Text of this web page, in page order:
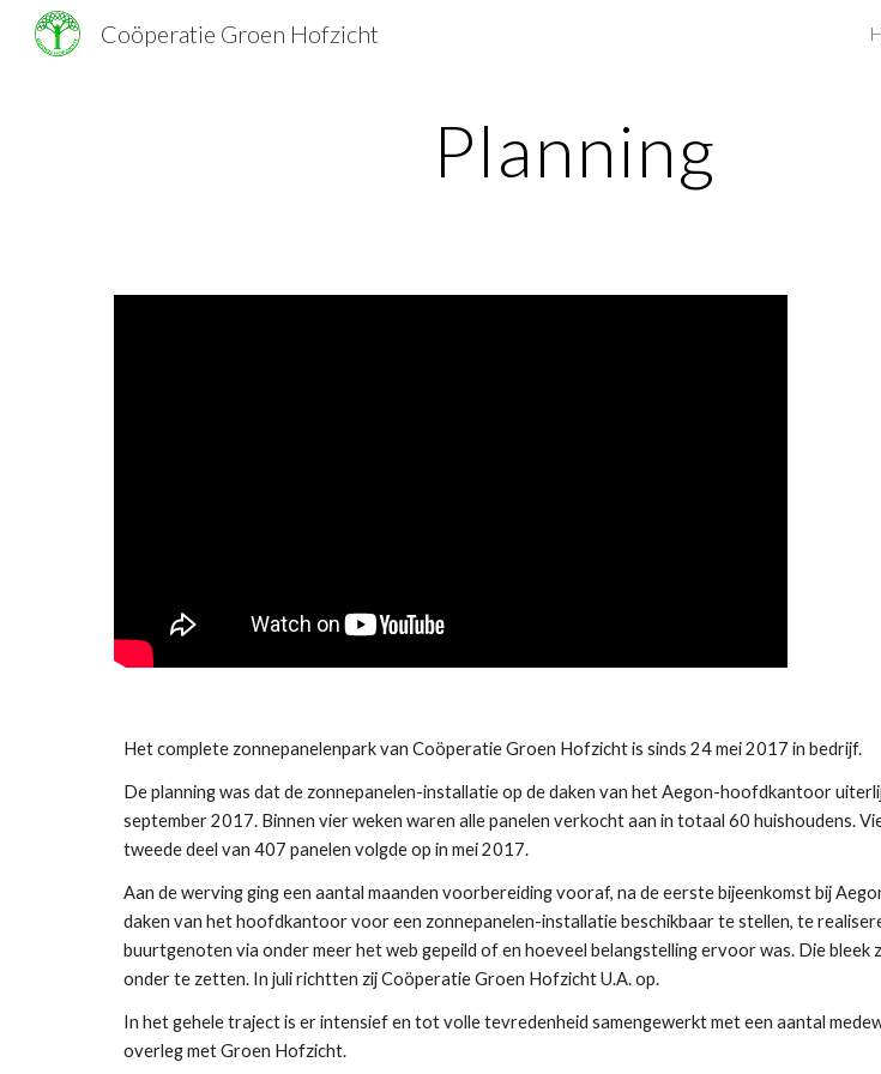
Coöperatie Groen Hofzicht
Planning
Het complete zonnepanelenpark van Coöperatie Groen Hofzicht is sinds 24 mei 2017 in bedrijf.
De planning was dat de zonnepanelen-installatie op de daken van het Aegon-hoofdkantoor
september 2017. Binnen vier weken waren alle panelen verkocht aan in totaal 60 huishoudens.
tweede deel van 407 panelen volgde op in mei 2017.
Aan de werving ging een aantal maanden voorbereiding vooraf, na de eerste bijeenkomst bij
daken van het hoofdkantoor voor een zonnepanelen-installatie beschikbaar te stellen, te
buurtgenoten via onder meer het web gepeild of en hoeveel belangstelling ervoor was. Die
onder te zetten. In juli richtten zij Coöperatie Groen Hofzicht U.A. op.
In het gehele traject is er intensief en tot volle tevredenheid samengewerkt met een aantal
overleg met Groen Hofzicht.